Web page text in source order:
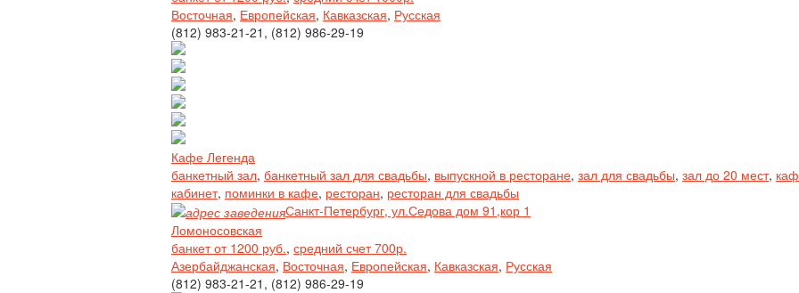
Восточная, Европейская, Кавказская, Русская
(812) 983-21-21, (812) 986-29-19
Кафе Легенда
банкетный зал, банкетный зал для свадьбы, выпускной в ресторане, зал для свадьбы, зал до 20 мест,
кабинет, поминки в кафе, ресторан, ресторан для свадьбы
Санкт-Петербург, ул.Седова дом 91,кор 1
Ломоносовская
банкет от 1200 руб., средний счет 700р.
Азербайджанская, Восточная, Европейская, Кавказская, Русская
(812) 983-21-21, (812) 986-29-19